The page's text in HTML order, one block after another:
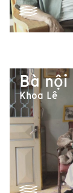
Bà nội
Khoa Lê